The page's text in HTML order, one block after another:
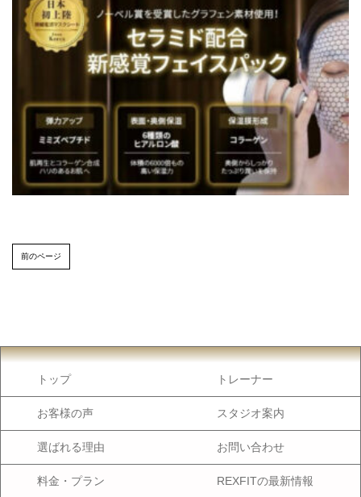
前のページ
トップ トレーナー
お客様の声 スタジオ案内
選ばれる理由 お問い合わせ
料金・プラン REXFITの最新情報